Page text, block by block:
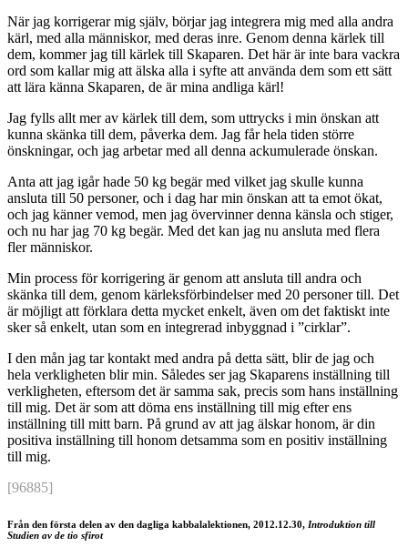
När jag korrigerar mig själv, börjar jag integrera mig med alla andra
kärl, med alla människor, med deras inre. Genom denna kärlek till
dem, kommer jag till kärlek till Skaparen. Det här är inte bara vackra
ord som kallar mig att älska alla i syfte att använda dem som ett sätt
att lära känna Skaparen, de är mina andliga kärl!
Jag fylls allt mer av kärlek till dem, som uttrycks i min önskan att
kunna skänka till dem, påverka dem. Jag får hela tiden större
önskningar, och jag arbetar med all denna ackumulerade önskan.
Anta att jag igår hade 50 kg begär med vilket jag skulle kunna
ansluta till 50 personer, och i dag har min önskan att ta emot ökat,
och jag känner vemod, men jag övervinner denna känsla och stiger,
och nu har jag 70 kg begär. Med det kan jag nu ansluta med flera
fler människor.
Min process för korrigering är genom att ansluta till andra och
skänka till dem, genom kärleksförbindelser med 20 personer till. Det
är möjligt att förklara detta mycket enkelt, även om det faktiskt inte
sker så enkelt, utan som en integrerad inbyggnad i ”cirklar”.
I den mån jag tar kontakt med andra på detta sätt, blir de jag och
hela verkligheten blir min. Således ser jag Skaparens inställning till
verkligheten, eftersom det är samma sak, precis som hans inställning
till mig. Det är som att döma ens inställning till mig efter ens
inställning till mitt barn. På grund av att jag älskar honom, är din
positiva inställning till honom detsamma som en positiv inställning
till mig.
[96885]
Från den första delen av den dagliga kabbalalektionen, 2012.12.30, Introduktion till
Studien av de tio sfirot